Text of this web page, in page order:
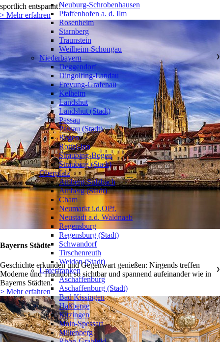
sportlich entspannt!
> Mehr erfahren
Bayerns Städte
Geschichte erkunden und Gegenwart genießen: Nirgends treffen
Moderne und Tradition so sichtbar und spannend aufeinander wie in
Bayerns Städten.
> Mehr erfahren
Neuburg-Schrobenhausen
Pfaffenhofen a. d. Ilm
Rosenheim
Starnberg
Traunstein
Weilheim-Schongau
Niederbayern
❯
Deggendorf
Dingolfing-Landau
Freyung-Grafenau
Kelheim
Landshut
Landshut (Stadt)
Passau
Passau (Stadt)
Regen
Rottal-Inn
Straubing-Bogen
Straubing (Stadt)
Oberpfalz
❯
Amberg-Sulzbach
Amberg (Stadt)
Cham
Neumarkt i.d.OPf.
Neustadt a.d. Waldnaab
Regensburg
Regensburg (Stadt)
Schwandorf
Tirschenreuth
Weiden (Stadt)
Unterfranken
❯
Aschaffenburg
Aschaffenburg (Stadt)
Bad Kissingen
Haßberge
Kitzingen
Main-Spessart
Miltenberg